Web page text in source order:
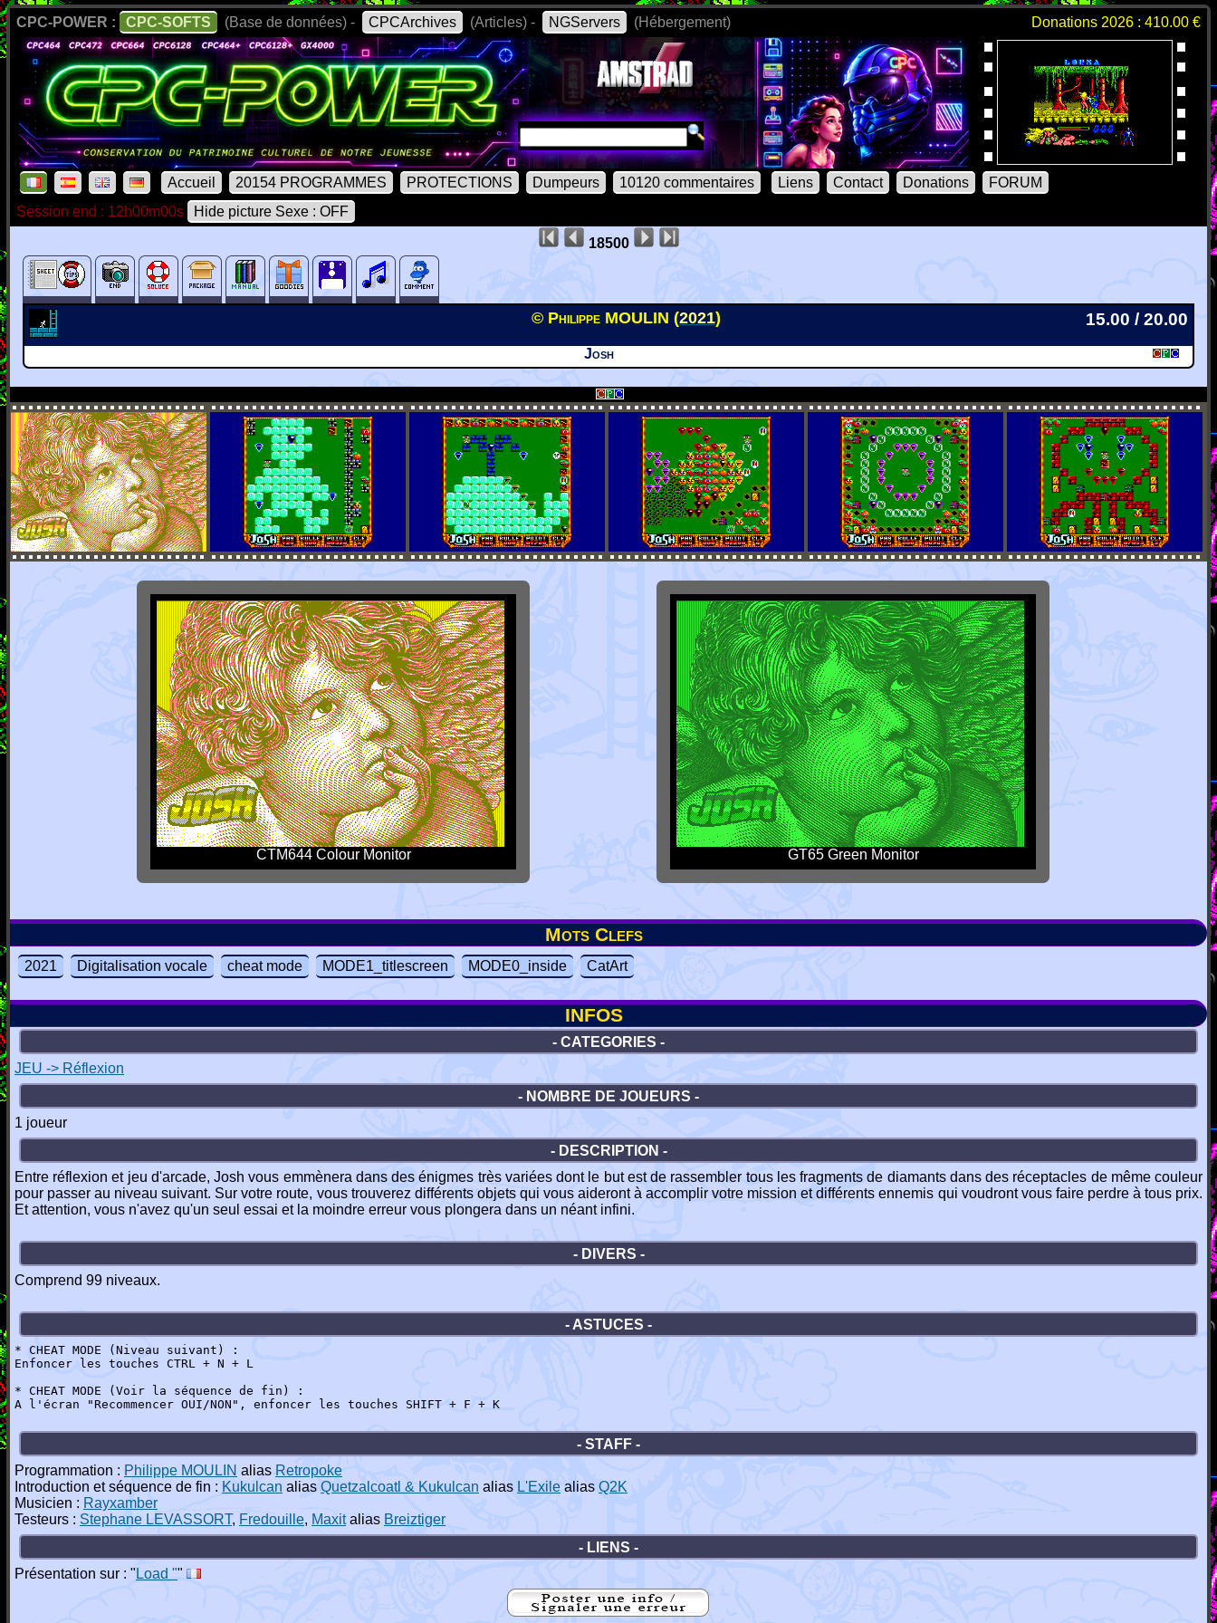
CPC-POWER : CPC-SOFTS (Base de données) - CPCArchives (Articles) - NGServers (Hébergement) Donations 2026 : 410.00 €
Accueil 20154 PROGRAMMES PROTECTIONS Dumpeurs 10120 commentaires Liens Contact Donations
FORUM
Session end : 12h00m00s
Hide picture Sexe : OFF
18500
© Philippe MOULIN (2021) 15.00 / 20.00
Josh
CTM644 Colour Monitor GT65 Green Monitor
Mots Clefs
2021 Digitalisation vocale cheat mode MODE1_titlescreen MODE0_inside CatArt
INFOS
- CATEGORIES -
JEU -> Réflexion
- NOMBRE DE JOUEURS -
1 joueur
- DESCRIPTION -
Entre réflexion et jeu d'arcade, Josh vous emmènera dans des énigmes très variées dont le but est de rassembler tous les fragments de diamants dans des réceptacles de même couleur
pour passer au niveau suivant. Sur votre route, vous trouverez différents objets qui vous aideront à accomplir votre mission et différents ennemis qui voudront vous faire perdre à tous prix.
Et attention, vous n'avez qu'un seul essai et la moindre erreur vous plongera dans un néant infini.
- DIVERS -
Comprend 99 niveaux.
- ASTUCES -
* CHEAT MODE (Niveau suivant) :
Enfoncer les touches CTRL + N + L
* CHEAT MODE (Voir la séquence de fin) :
A l'écran "Recommencer OUI/NON", enfoncer les touches SHIFT + F + K
- STAFF -
Programmation : Philippe MOULIN alias Retropoke
Introduction et séquence de fin : Kukulcan alias Quetzalcoatl & Kukulcan alias L'Exile alias Q2K
Musicien : Rayxamber
Testeurs : Stephane LEVASSORT, Fredouille, Maxitalias Breiztiger
- LIENS -
Présentation sur : " Load ""